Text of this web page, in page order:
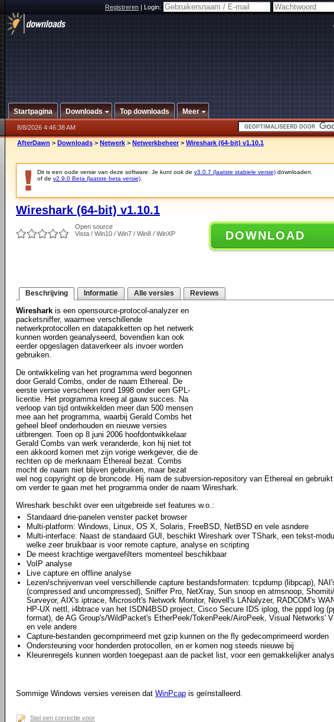
Registreren|Login:
Startpagina Downloads Top downloads Meer
8/8/2026 4:46:38 AM
AfterDawn > Downloads > Netwerk > Netwerkbeheer > Wireshark (64-bit) v1.10.1
Dit is een oude versie van deze software. Je kunt ook de v3.0.7 (laatste stabiele versie) downloaden.
of de v2.9.0 Beta (laatste beta versie)
Wireshark (64-bit) v1.10.1
Open source
Vista / Win10 / Win7 / Win8 / WinXP
DOWNLOAD
Beschrijving Informatie Alle versies Reviews
Wireshark is een opensource-protocol-analyzer en
packetsniffer, waarmee verschillende
netwerkprotocollen en datapakketten op het netwerk
kunnen worden geanalyseerd, bovendien kan ook
eerder opgeslagen dataverkeer als invoer worden
gebruiken.
De ontwikkeling van het programma werd begonnen
door Gerald Combs, onder de naam Ethereal. De
eerste versie verscheen rond 1998 onder een GPL-
licentie. Het programma kreeg al gauw succes. Na
verloop van tijd ontwikkelden meer dan 500 mensen
mee aan het programma, waarbij Gerald Combs het
geheel bleef onderhouden en nieuwe versies
uitbrengen. Toen op 8 juni 2006 hoofdontwikkelaar
Gerald Combs van werk veranderde, kon hij niet tot
een akkoord komen met zijn vorige werkgever, die de
rechten op de merknaam Ethereal bezat. Combs
mocht de naam niet blijven gebruiken, maar bezat
wel nog copyright op de broncode. Hij nam de subversion-repository van Ethereal en
om verder te gaan met het programma onder de naam Wireshark.
Wireshark beschikt over een uitgebreide set features w.o.:
Standaard drie-panelen venster packet browser
Multi-platform: Windows, Linux, OS X, Solaris, FreeBSD, NetBSD en vele asndere
Multi-interface: Naast de standaard GUI, beschikt Wireshark over TShark, een tekst-
welke zeer bruikbaar is voor remote capture, analyse en scripting
De meest krachtige wergavefilters momenteel beschikbaar
VoIP analyse
Live capture en offline analyse
Lezen/schrijvenvan veel verschillende capture bestandsformaten: tcpdump (libpcap),
(compressed and uncompressed), Sniffer Pro, NetXray, Sun snoop en atmsnoop,
Surveyor, AIX's iptrace, Microsoft's Network Monitor, Novell's LANalyzer, RADCOM's
HP-UX nettl, i4btrace van het ISDN4BSD project, Cisco Secure IDS iplog, the pppd log
format), de AG Group's/WildPacket's EtherPeek/TokenPeek/AiroPeek, Visual Networks'
en vele andere
Capture-bestanden gecomprimeerd met gzip kunnen on the fly gedecomprimeerd worden
Ondersteuning voor honderden protocollen, en er komen nog steeds nieuwe bij
Kleurenregels kunnen worden toegepast aan de packet list, voor een gemakkelijker
Sommige Windows versies vereisen dat WinPcap is geïnstalleerd.
Stel een correctie voor